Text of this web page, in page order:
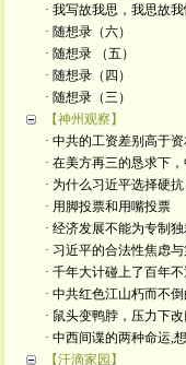
· 我写故我思，我思故我
· 随想录（六）
· 随想录 （五）
· 随想录（四）
· 随想录（三）
【神州观察】
· 中共的工资差别高于
· 在美方再三的恳求下
· 为什么习近平选择硬抗
· 用脚投票和用嘴投票
· 经济发展不能为专制
· 习近平的合法性焦虑
· 千年大计碰上了百年不
· 中共红色江山朽而不
· 鼠头变鸭脖，压力下
· 中西间谍的两种命运,
【汗滴家园】